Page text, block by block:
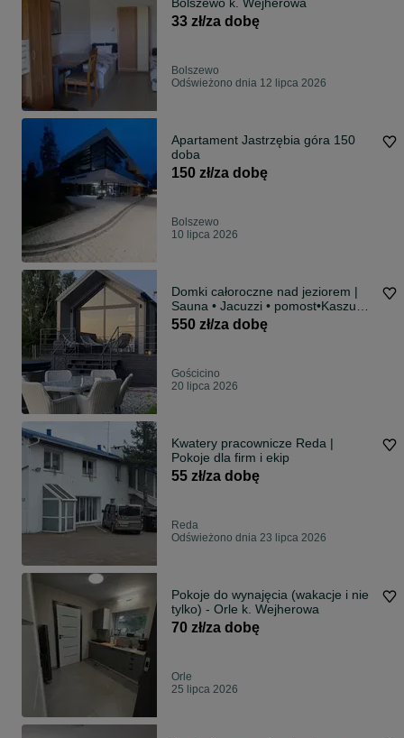
Bolszewo k. Wejherowa
33 zł/za dobę
Bolszewo
Odświeżono dnia 12 lipca 2026
Apartament Jastrzębia góra 150
doba
150 zł/za dobę
Bolszewo
10 lipca 2026
Domki całoroczne nad jeziorem |
Sauna • Jacuzzi • pomost•Kaszuby
K
550 zł/za dobę
Gościcino
20 lipca 2026
Kwatery pracownicze Reda |
Pokoje dla firm i ekip
55 zł/za dobę
Reda
Odświeżono dnia 23 lipca 2026
Pokoje do wynajęcia (wakacje i nie
tylko) - Orle k. Wejherowa
70 zł/za dobę
Orle
25 lipca 2026